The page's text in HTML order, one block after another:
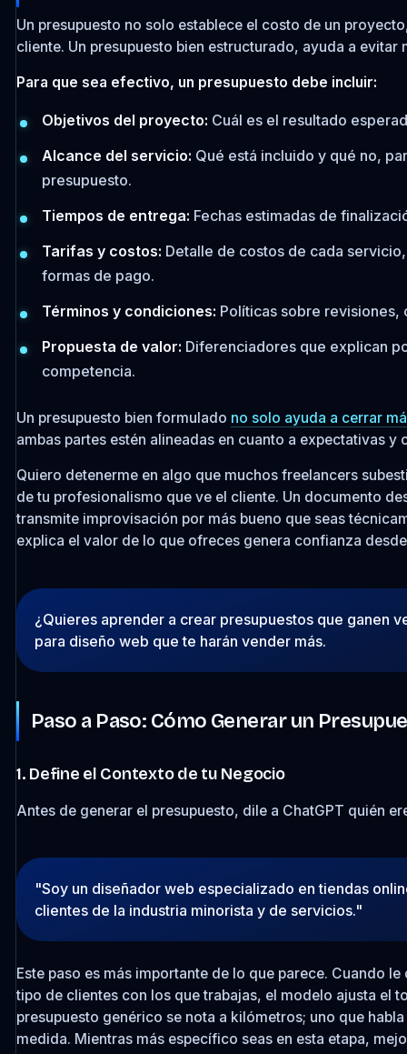
Un presupuesto no solo establece el costo de un
cliente. Un presupuesto bien estructurado, ayuda a
Para que sea efectivo, un presupuesto debe incluir:
Objetivos del proyecto: Cuál es el resultado
Alcance del servicio: Qué está incluido y qué no,
presupuesto.
Tiempos de entrega: Fechas estimadas de
Tarifas y costos: Detalle de costos de cada
formas de pago.
Términos y condiciones: Políticas sobre
Propuesta de valor: Diferenciadores que explican
competencia.
Un presupuesto bien formulado no solo ayuda a cerrar
ambas partes estén alineadas en cuanto a expectativas y
Quiero detenerme en algo que muchos freelancers
de tu profesionalismo que ve el cliente. Un documento
transmite improvisación por más bueno que seas
explica el valor de lo que ofreces genera confianza
¿Quieres aprender a crear presupuestos que ganen
para diseño web que te harán vender más.
Paso a Paso: Cómo Generar un
1. Define el Contexto de tu Negocio
Antes de generar el presupuesto, dile a ChatGPT quién
"Soy un diseñador web especializado en tiendas
clientes de la industria minorista y de servicios."
Este paso es más importante de lo que parece. Cuando
tipo de clientes con los que trabajas, el modelo ajusta el
presupuesto genérico se nota a kilómetros; uno que
medida. Mientras más específico seas en esta etapa,